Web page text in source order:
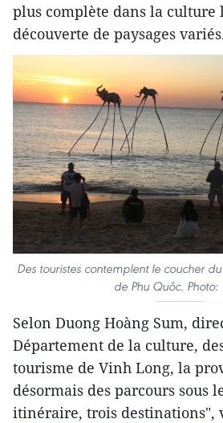
plus complète dans la culture
découverte de paysages
Des touristes contemplent le coucher
de Phu Quôc. Photo:
Selon Duong Hoàng Sum,
Département de la culture,
tourisme de Vinh Long, la
désormais des parcours sous
itinéraire, trois destinations",